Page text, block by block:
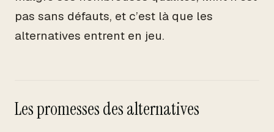
pas sans défauts, et c’est là que les
alternatives entrent en jeu.
Les promesses des alternatives